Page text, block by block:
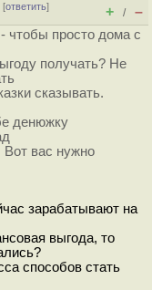
[ответить]
+ / –
чтобы просто дома с
получать? Не
сказывать.
денюжку
Вот вас нужно
зарабатывают на
выгода, то
способов стать